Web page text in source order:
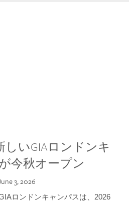
しいGIAロンドンキ
今秋オープン
3, 2026
ロンドンキャンパスは、2026